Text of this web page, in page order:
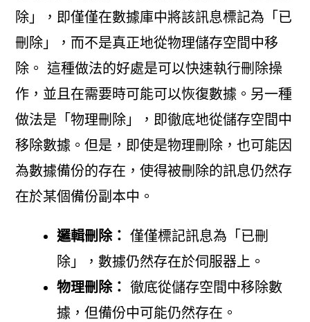
除」，即僅僅在數據庫中將該訊息標記為「已
刪除」，而不是真正地從物理儲存空間中移
除。 這種做法的好處是可以快速執行刪除操
作，並且在需要時可能可以恢復數據。另一種
做法是「物理刪除」，即徹底地從儲存空間中
移除數據。但是，即使是物理刪除，也可能因
為數據備份的存在，使得被刪除的訊息仍然存
在於某個備份副本中。
邏輯刪除： 僅僅標記訊息為「已刪
除」，數據仍然存在於伺服器上。
物理刪除：
徹底從儲存空間中移除數
據，但備份中可能仍然存在。